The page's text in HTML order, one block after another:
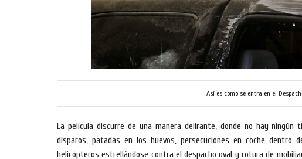
Así es como se entra en el
La película discurre de una manera delirante, donde no hay
disparos, patadas en los huevos, persecuciones en coche dentro
helicópteros estrellándose contra el despacho oval y rotura de